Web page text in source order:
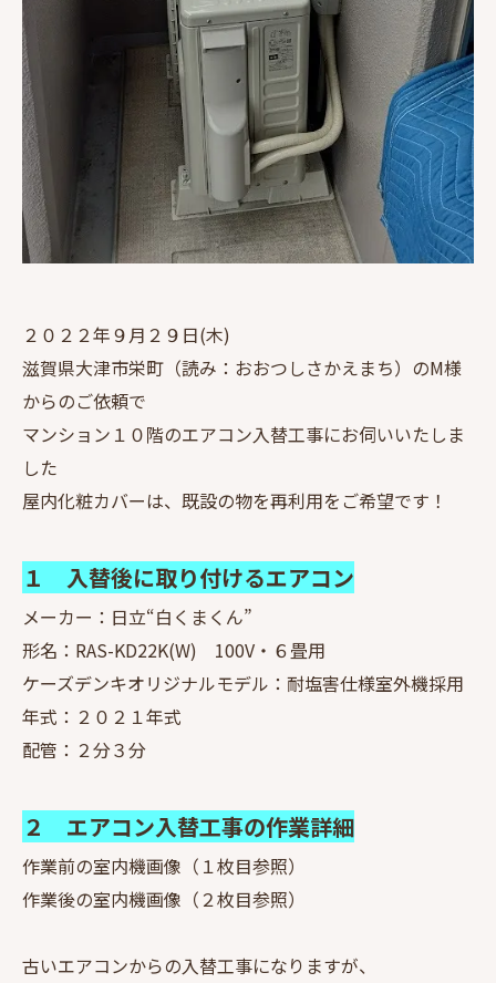
２０２２年９月２９日(木)
滋賀県大津市栄町（読み：おおつしさかえまち）のM様
からのご依頼で
マンション１０階のエアコン入替工事にお伺いいたしま
した
屋内化粧カバーは、既設の物を再利用をご希望です！
１ 入替後に取り付けるエアコン
メーカー：日立“白くまくん”
形名：RAS-KD22K(W) 100V・６畳用
ケーズデンキオリジナルモデル：耐塩害仕様室外機採用
年式：２０２１年式
配管：２分３分
２ エアコン入替工事の作業詳細
作業前の室内機画像（１枚目参照）
作業後の室内機画像（２枚目参照）
古いエアコンからの入替工事になりますが、